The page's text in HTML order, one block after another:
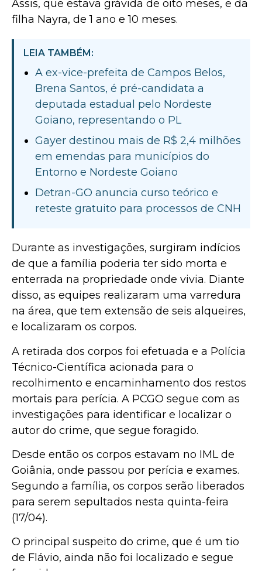
Assis, que estava grávida de oito meses, e da
filha Nayra, de 1 ano e 10 meses.
LEIA TAMBÉM:
A ex-vice-prefeita de Campos Belos,
Brena Santos, é pré-candidata a
deputada estadual pelo Nordeste
Goiano, representando o PL
Gayer destinou mais de R$ 2,4 milhões
em emendas para municípios do
Entorno e Nordeste Goiano
Detran-GO anuncia curso teórico e
reteste gratuito para processos de CNH
Durante as investigações, surgiram indícios
de que a família poderia ter sido morta e
enterrada na propriedade onde vivia. Diante
disso, as equipes realizaram uma varredura
na área, que tem extensão de seis alqueires,
e localizaram os corpos.
A retirada dos corpos foi efetuada e a Polícia
Técnico-Científica acionada para o
recolhimento e encaminhamento dos restos
mortais para perícia. A PCGO segue com as
investigações para identificar e localizar o
autor do crime, que segue foragido.
Desde então os corpos estavam no IML de
Goiânia, onde passou por perícia e exames.
Segundo a família, os corpos serão liberados
para serem sepultados nesta quinta-feira
(17/04).
O principal suspeito do crime, que é um tio
de Flávio, ainda não foi localizado e segue